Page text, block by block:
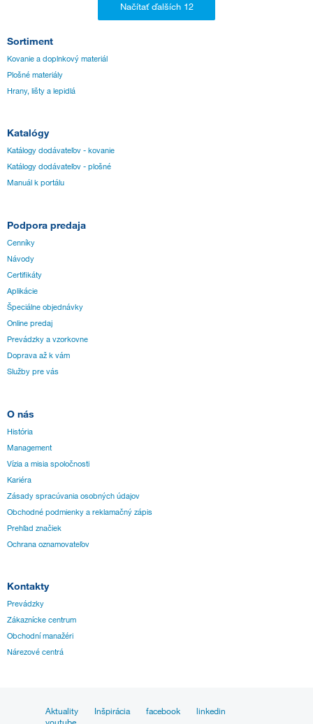
Sortiment
Kovanie a doplnkový materiál
Plošné materiály
Hrany, lišty a lepidlá
Katalógy
Katálogy dodávateľov - kovanie
Katálogy dodávateľov - plošné
Manuál k portálu
Podpora predaja
Cenníky
Návody
Certifikáty
Aplikácie
Špeciálne objednávky
Online predaj
Prevádzky a vzorkovne
Doprava až k vám
Služby pre vás
O nás
História
Management
Vízia a misia spoločnosti
Kariéra
Zásady spracúvania osobných údajov
Obchodné podmienky a reklamačný zápis
Prehľad značiek
Ochrana oznamovateľov
Kontakty
Prevádzky
Zákaznícke centrum
Obchodní manažéri
Nárezové centrá
Aktuality Inšpirácia facebook
linkedin